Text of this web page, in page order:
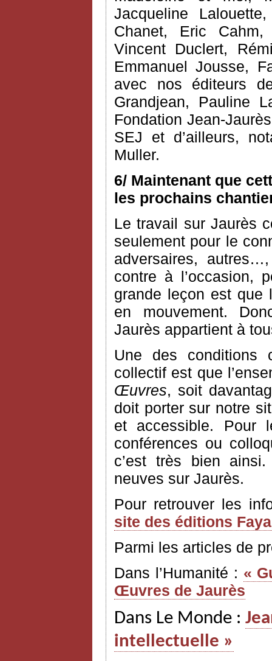
Jacqueline
Chanet, Eric Cahm,
Vincent Duclert,
Emmanuel Jousse,
avec nos éditeurs
Grandjean, Pauline
Fondation Jean-
SEJ et d’ailleurs,
Muller.
6/ Maintenant que
les prochains
Le travail sur Jaurès
seulement pour le
adversaires,
contre à l’occasion,
grande leçon est que
en mouvement.
Jaurès appartient à
Une des conditions
collectif est que
Œuvres, soit
doit porter sur notre
et accessible. Pour
conférences ou
c’est très bien
neuves sur Jaurès.
Pour retrouver les
site des éditions
Parmi les articles de
Dans l’Humanité : «
Œuvres de Jaurès
Dans Le Monde :
intellectuelle »